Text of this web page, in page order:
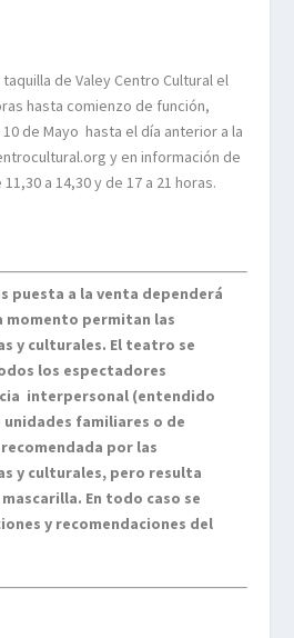
de Valey Centro Cultural el
hasta comienzo de función,
de Mayo hasta el día anterior a la
y en información de
a 14,30 y de 17 a 21 horas.
puesta a la venta dependerá
momento permitan las
y culturales. El teatro se
los espectadores
interpersonal (entendido
familiares o de
por las
y culturales, pero resulta
En todo caso se
y recomendaciones del